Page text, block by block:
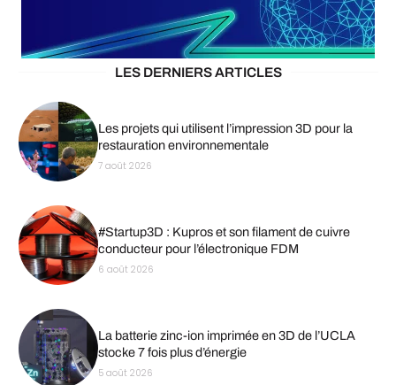
LES DERNIERS ARTICLES
Les projets qui utilisent l’impression 3D pour la
restauration environnementale
7 août 2026
#Startup3D : Kupros et son filament de cuivre
conducteur pour l’électronique FDM
6 août 2026
La batterie zinc-ion imprimée en 3D de l’UCLA
stocke 7 fois plus d’énergie
5 août 2026